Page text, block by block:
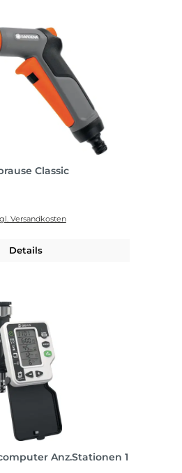
Classic
Versandkosten
Details
Anz.Stationen 1